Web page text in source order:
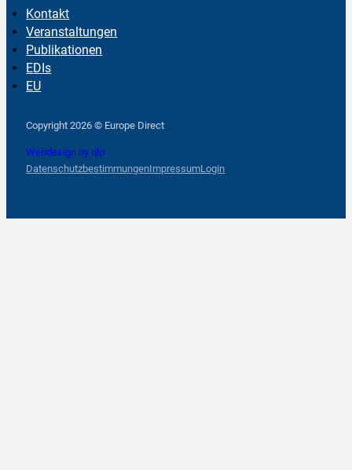
Kontakt
Veranstaltungen
Publikationen
EDIs
EU
Copyright 2026 © Europe Direct
Webdesign by qlp
DatenschutzbestimmungenImpressumLogin